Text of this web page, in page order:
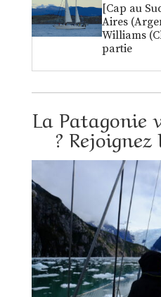
[Cap au
Aires
Williams
partie
La Patagonie
?